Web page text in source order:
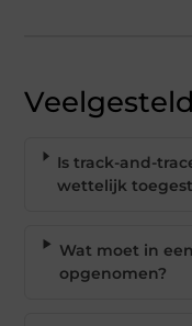
Is track-and-
wettelijk
Wat moet in
opgenomen?